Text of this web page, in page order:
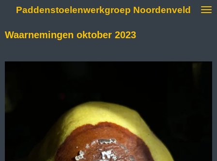
naar
Paddenstoelenwerkgroep Noordenveld
Waarnemingen oktober 2023